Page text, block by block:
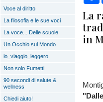
Voce al diritto
La filosofia e le sue voci
La voce... Delle scuole
Un Occhio sul Mondo
io_viaggio_leggero
Non solo Fumetti
90 secondi di salute &
wellness
Chiedi aiuto!
La
in